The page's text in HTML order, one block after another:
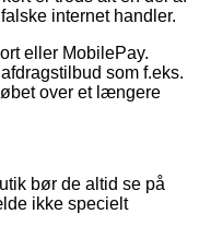
internet handler.
eller MobilePay.
som f.eks.
over et længere
bør de altid se på
ikke specielt